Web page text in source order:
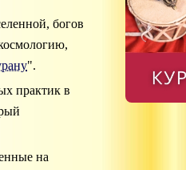
богов
".
практик в
на